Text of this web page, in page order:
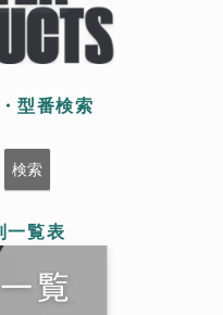
型番検索
検索
一覧表